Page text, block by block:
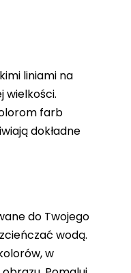
liniami na
wielkości.
farb
dokładne
do Twojego
wodą.
w